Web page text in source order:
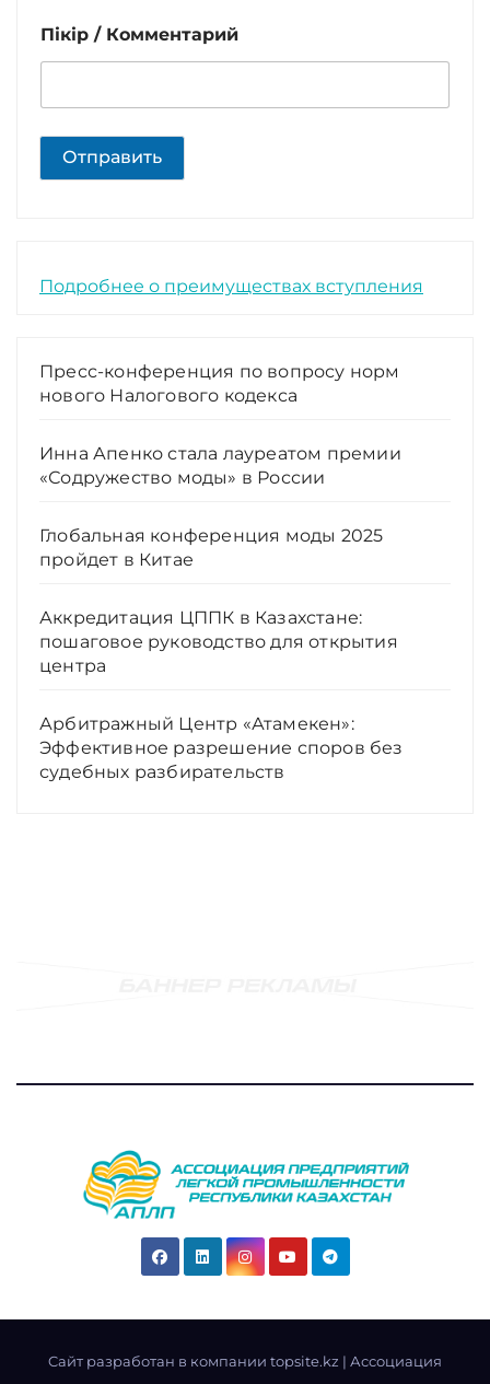
Пікір / Комментарий
Отправить
Подробнее о преимуществах вступления
Пресс-конференция по вопросу норм
нового Налогового кодекса
Инна Апенко стала лауреатом премии
«Содружество моды» в России
Глобальная конференция моды 2025
пройдет в Китае
Аккредитация ЦППК в Казахстане:
пошаговое руководство для открытия
центра
Арбитражный Центр «Атамекен»:
Эффективное разрешение споров без
судебных разбирательств
Cайт разработан в компании topsite.kz | Ассоциация